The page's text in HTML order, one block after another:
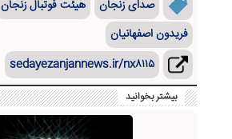
صدای زنجان هیئت فوتبال زنجان
فریدون اصفهانیان
sedayezanjannews.ir/nx۸۱۱۵
بیشتر بخوانید